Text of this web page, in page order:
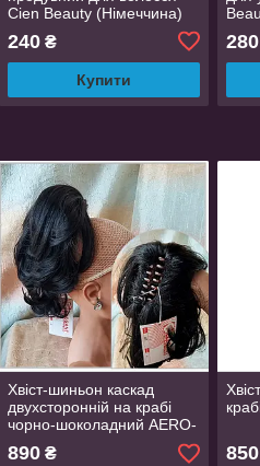
Cien Beauty (Німеччина)
240₴
Купити
280
Хвіст-шиньон каскад
двухсторонній на крабі
чорно-шоколадний AERO-
2
890₴ 850